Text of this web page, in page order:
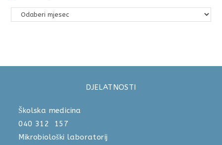
DJELATNOSTI
Školska medicina
040 312 157
Mikrobiološki laboratorij